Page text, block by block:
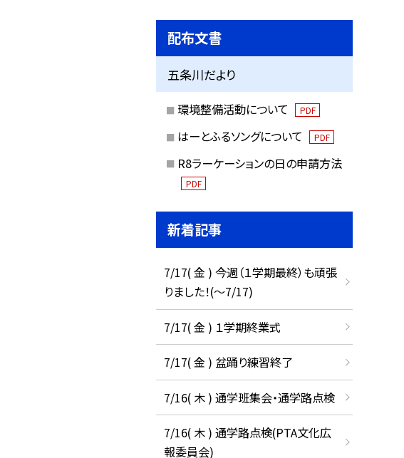
配布文書
五条川だより
環境整備活動について PDF
はーとふるソングについて PDF
R8ラーケーションの日の申請方法
PDF
新着記事
7/17( 金 ) 今週（１学期最終）も頑張
りました！(〜7/17)
7/17( 金 ) １学期終業式
7/17( 金 ) 盆踊り練習終了
7/16( 木 ) 通学班集会・通学路点検
7/16( 木 ) 通学路点検(PTA文化広
報委員会)